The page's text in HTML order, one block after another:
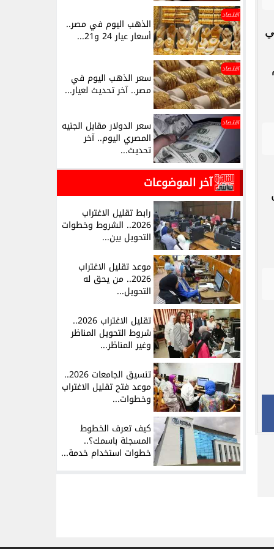
اقتصاد
الذهب اليوم في مصر..
أسعار عيار 24 و21...
اقتصاد
سعر الذهب اليوم في
مصر.. آخر تحديث لعيار...
اقتصاد سعر الدولار مقابل الجنيه
المصري اليوم.. آخر
تحديث...
آخر الموضوعات
رابط تقليل الاغتراب
2026.. الشروط وخطوات
التحويل بين...
موعد تقليل الاغتراب
2026.. من يحق له
التحويل...
تقليل الاغتراب 2026..
شروط التحويل المناظر
وغير المناظر...
تنسيق الجامعات 2026..
موعد فتح تقليل الاغتراب
وخطوات...
كيف تعرف الخطوط
المسجلة باسمك؟..
خطوات استخدام خدمة...